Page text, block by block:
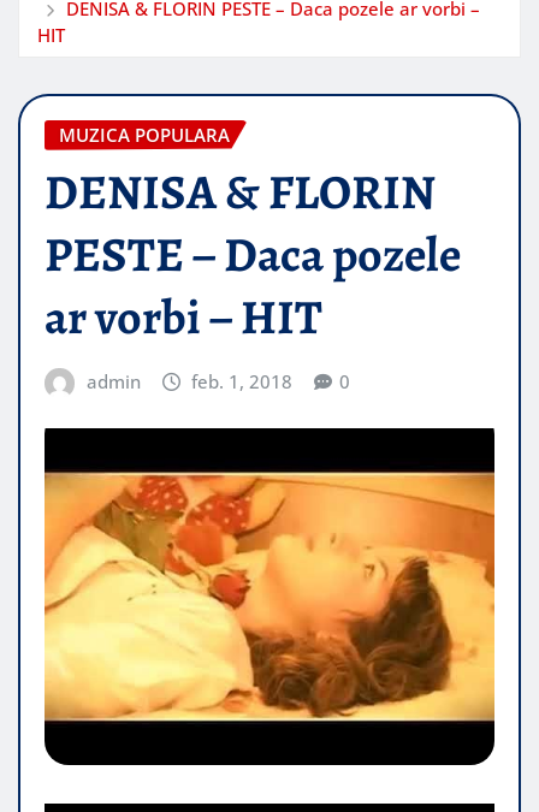
DENISA & FLORIN PESTE – Daca pozele ar vorbi –
HIT
MUZICA POPULARA
DENISA & FLORIN
PESTE – Daca pozele
ar vorbi – HIT
admin feb. 1, 2018 0